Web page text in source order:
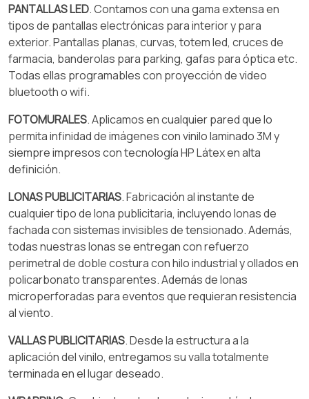
PANTALLAS LED. Contamos con una gama extensa en
tipos de pantallas electrónicas para interior y para
exterior. Pantallas planas, curvas, totem led, cruces de
farmacia, banderolas para parking, gafas para óptica etc.
Todas ellas programables con proyección de video
bluetooth o wifi.
FOTOMURALES. Aplicamos en cualquier pared que lo
permita infinidad de imágenes con vinilo laminado 3M y
siempre impresos con tecnología HP Látex en alta
definición.
LONAS PUBLICITARIAS. Fabricación al instante de
cualquier tipo de lona publicitaria, incluyendo lonas de
fachada con sistemas invisibles de tensionado. Además,
todas nuestras lonas se entregan con refuerzo
perimetral de doble costura con hilo industrial y ollados en
policarbonato transparentes. Además de lonas
microperforadas para eventos que requieran resistencia
al viento.
VALLAS PUBLICITARIAS. Desde la estructura a la
aplicación del vinilo, entregamos su valla totalmente
terminada en el lugar deseado.